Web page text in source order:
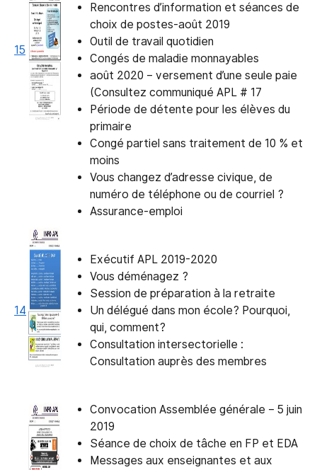
15
Rencontres d’information et séances de
choix de postes-août 2019
Outil de travail quotidien
Congés de maladie monnayables
août 2020 – versement d’une seule paie
(Consultez communiqué APL # 17
Période de détente pour les élèves du
primaire
Congé partiel sans traitement de 10 % et
moins
Vous changez d’adresse civique, de
numéro de téléphone ou de courriel ?
Assurance-emploi
14
Exécutif APL 2019-2020
Vous déménagez ?
Session de préparation à la retraite
Un délégué dans mon école? Pourquoi,
qui, comment?
Consultation intersectorielle :
Consultation auprès des membres
Convocation Assemblée générale – 5 juin
2019
Séance de choix de tâche en FP et EDA
Messages aux enseignantes et aux